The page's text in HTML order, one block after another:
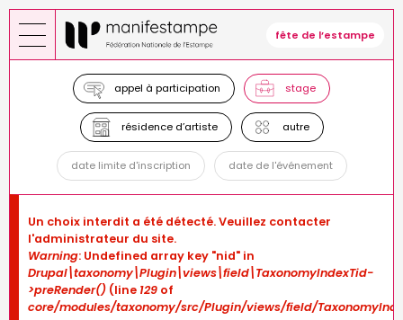
Aller
au
contenu
fête de l’estampe
appel à participation stage
résidence d’artiste autre
date limite d'inscription date de l'événement
Message
d'erreur
Un choix interdit a été détecté. Veuillez contacter
l'administrateur du site.
Warning: Undefined array key "nid" in
Drupal\taxonomy\Plugin\views\field\TaxonomyIndexTid-
>preRender() (line 129 of
core/modules/taxonomy/src/Plugin/views/field/